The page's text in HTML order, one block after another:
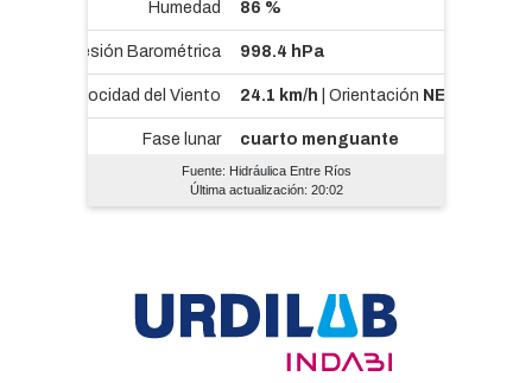
Fuente: Hidráulica Entre Ríos
Última actualización: 20:02